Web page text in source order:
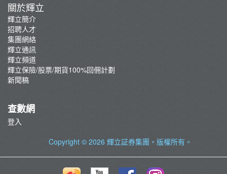
關於輝立
輝立簡介
招聘人才
集團網絡
輝立通訊
輝立頻道
輝立保險/股票/期貨100%回佣計劃
新聞稿
查數網
登入
Copyright © 2026 輝立証券集團 。版權所有。